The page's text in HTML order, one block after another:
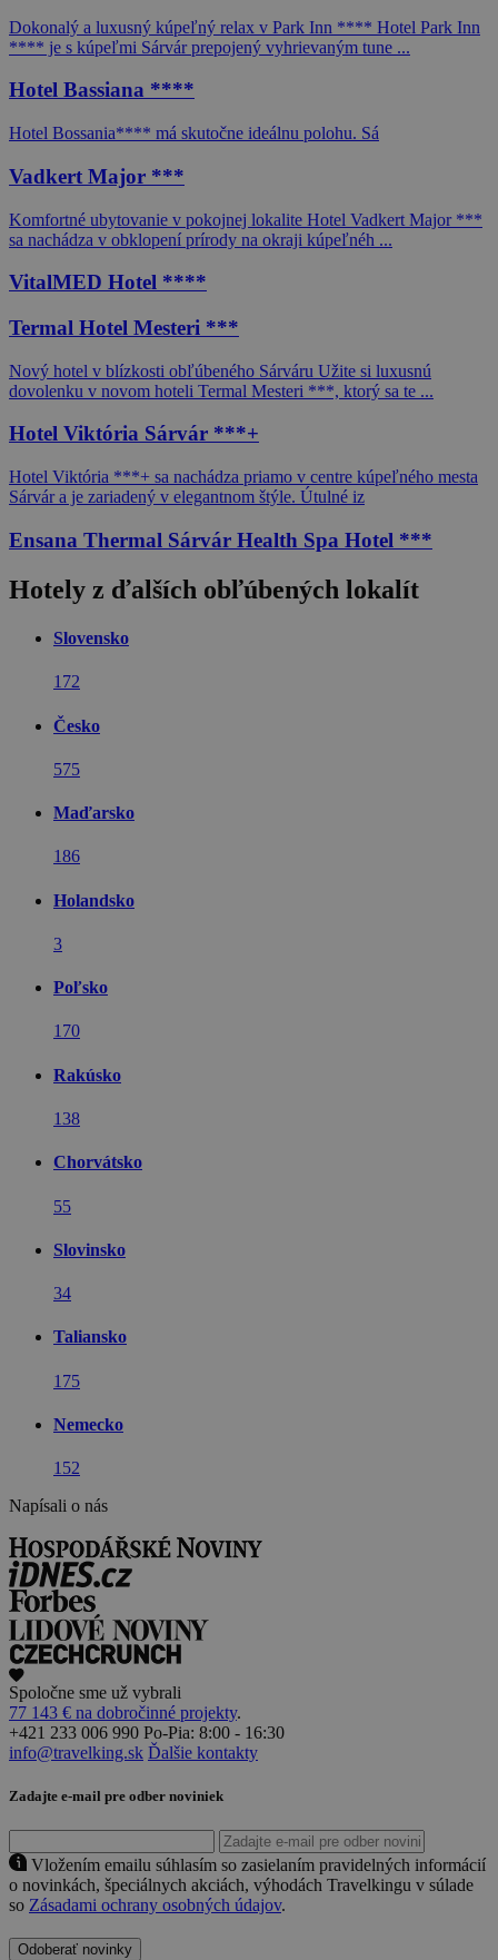
Dokonalý a luxusný kúpeľný relax v Park Inn **** Hotel Park Inn
**** je s kúpeľmi Sárvár prepojený vyhrievaným tune ...
Hotel Bassiana ****
Hotel Bossania**** má skutočne ideálnu polohu. Sá
Vadkert Major ***
Komfortné ubytovanie v pokojnej lokalite Hotel Vadkert Major ***
sa nachádza v obklopení prírody na okraji kúpeľnéh ...
VitalMED Hotel ****
Termal Hotel Mesteri ***
Nový hotel v blízkosti obľúbeného Sárváru Užite si luxusnú
dovolenku v novom hoteli Termal Mesteri ***, ktorý sa te ...
Hotel Viktória Sárvár ***+
Hotel Viktória ***+ sa nachádza priamo v centre kúpeľného mesta
Sárvár a je zariadený v elegantnom štýle. Útulné iz
Ensana Thermal Sárvár Health Spa Hotel ***
Hotely z ďalších obľúbených lokalít
Slovensko
172
Česko
575
Maďarsko
186
Holandsko
3
Poľsko
170
Rakúsko
138
Chorvátsko
55
Slovinsko
34
Taliansko
175
Nemecko
152
Napísali o nás
Spoločne sme už vybrali
77 143 € na dobročinné projekty.
+421 233 006 990 Po-Pia: 8:00 - 16:30
info@travelking.sk Ďalšie kontakty
Zadajte e-mail pre odber noviniek
Vložením emailu súhlasím so zasielaním pravidelných informácií
o novinkách, špeciálnych akciách, výhodách Travelkingu v súlade
so Zásadami ochrany osobných údajov.
Odoberať novinky